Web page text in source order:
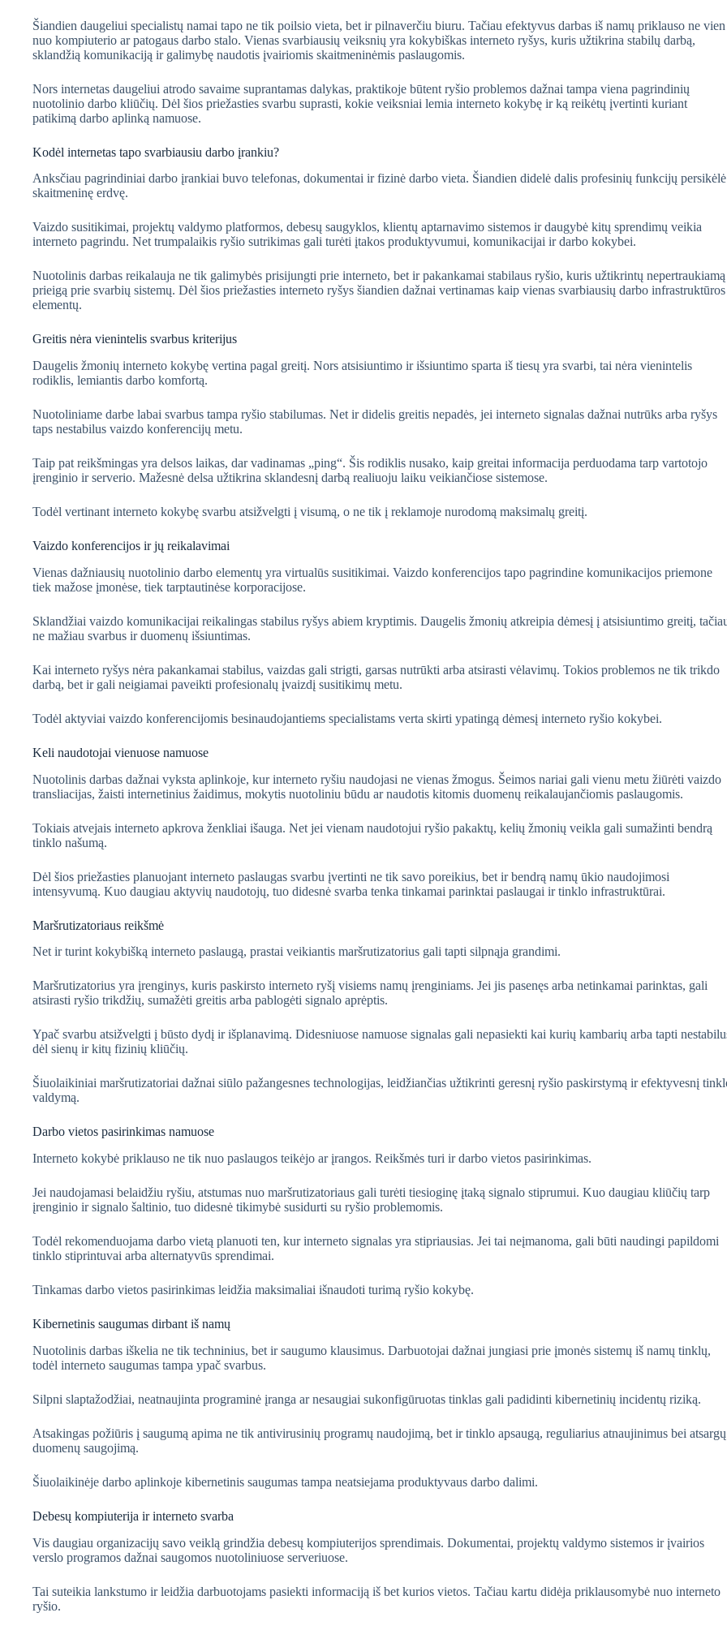
Šiandien daugeliui specialistų namai tapo ne tik poilsio vieta, bet ir pilnaverčiu biuru. Tačiau efektyvus darbas iš namų priklauso ne vien
nuo kompiuterio ar patogaus darbo stalo. Vienas svarbiausių veiksnių yra kokybiškas interneto ryšys, kuris užtikrina stabilų darbą,
sklandžią komunikaciją ir galimybę naudotis įvairiomis skaitmeninėmis paslaugomis.
Nors internetas daugeliui atrodo savaime suprantamas dalykas, praktikoje būtent ryšio problemos dažnai tampa viena pagrindinių
nuotolinio darbo kliūčių. Dėl šios priežasties svarbu suprasti, kokie veiksniai lemia interneto kokybę ir ką reikėtų įvertinti kuriant
patikimą darbo aplinką namuose.
Kodėl internetas tapo svarbiausiu darbo įrankiu?
Anksčiau pagrindiniai darbo įrankiai buvo telefonas, dokumentai ir fizinė darbo vieta. Šiandien didelė dalis profesinių funkcijų
skaitmeninę erdvę.
Vaizdo susitikimai, projektų valdymo platformos, debesų saugyklos, klientų aptarnavimo sistemos ir daugybė kitų sprendimų veikia
interneto pagrindu. Net trumpalaikis ryšio sutrikimas gali turėti įtakos produktyvumui, komunikacijai ir darbo kokybei.
Nuotolinis darbas reikalauja ne tik galimybės prisijungti prie interneto, bet ir pakankamai stabilaus ryšio, kuris užtikrintų nepertraukiamą
prieigą prie svarbių sistemų. Dėl šios priežasties interneto ryšys šiandien dažnai vertinamas kaip vienas svarbiausių darbo infrastruktūros
elementų.
Greitis nėra vienintelis svarbus kriterijus
Daugelis žmonių interneto kokybę vertina pagal greitį. Nors atsisiuntimo ir išsiuntimo sparta iš tiesų yra svarbi, tai nėra vienintelis
rodiklis, lemiantis darbo komfortą.
Nuotoliniame darbe labai svarbus tampa ryšio stabilumas. Net ir didelis greitis nepadės, jei interneto signalas dažnai nutrūks arba ryšys
taps nestabilus vaizdo konferencijų metu.
Taip pat reikšmingas yra delsos laikas, dar vadinamas „ping“. Šis rodiklis nusako, kaip greitai informacija perduodama tarp vartotojo
įrenginio ir serverio. Mažesnė delsa užtikrina sklandesnį darbą realiuoju laiku veikiančiose sistemose.
Todėl vertinant interneto kokybę svarbu atsižvelgti į visumą, o ne tik į reklamoje nurodomą maksimalų greitį.
Vaizdo konferencijos ir jų reikalavimai
Vienas dažniausių nuotolinio darbo elementų yra virtualūs susitikimai. Vaizdo konferencijos tapo pagrindine komunikacijos priemone
tiek mažose įmonėse, tiek tarptautinėse korporacijose.
Sklandžiai vaizdo komunikacijai reikalingas stabilus ryšys abiem kryptimis. Daugelis žmonių atkreipia dėmesį į atsisiuntimo greitį,
ne mažiau svarbus ir duomenų išsiuntimas.
Kai interneto ryšys nėra pakankamai stabilus, vaizdas gali strigti, garsas nutrūkti arba atsirasti vėlavimų. Tokios problemos ne tik trikdo
darbą, bet ir gali neigiamai paveikti profesionalų įvaizdį susitikimų metu.
Todėl aktyviai vaizdo konferencijomis besinaudojantiems specialistams verta skirti ypatingą dėmesį interneto ryšio kokybei.
Keli naudotojai vienuose namuose
Nuotolinis darbas dažnai vyksta aplinkoje, kur interneto ryšiu naudojasi ne vienas žmogus. Šeimos nariai gali vienu metu žiūrėti vaizdo
transliacijas, žaisti internetinius žaidimus, mokytis nuotoliniu būdu ar naudotis kitomis duomenų reikalaujančiomis paslaugomis.
Tokiais atvejais interneto apkrova ženkliai išauga. Net jei vienam naudotojui ryšio pakaktų, kelių žmonių veikla gali sumažinti bendrą
tinklo našumą.
Dėl šios priežasties planuojant interneto paslaugas svarbu įvertinti ne tik savo poreikius, bet ir bendrą namų ūkio naudojimosi
intensyvumą. Kuo daugiau aktyvių naudotojų, tuo didesnė svarba tenka tinkamai parinktai paslaugai ir tinklo infrastruktūrai.
Maršrutizatoriaus reikšmė
Net ir turint kokybišką interneto paslaugą, prastai veikiantis maršrutizatorius gali tapti silpnąja grandimi.
Maršrutizatorius yra įrenginys, kuris paskirsto interneto ryšį visiems namų įrenginiams. Jei jis pasenęs arba netinkamai parinktas, gali
atsirasti ryšio trikdžių, sumažėti greitis arba pablogėti signalo aprėptis.
Ypač svarbu atsižvelgti į būsto dydį ir išplanavimą. Didesniuose namuose signalas gali nepasiekti kai kurių kambarių arba tapti
dėl sienų ir kitų fizinių kliūčių.
Šiuolaikiniai maršrutizatoriai dažnai siūlo pažangesnes technologijas, leidžiančias užtikrinti geresnį ryšio paskirstymą ir efektyvesnį
valdymą.
Darbo vietos pasirinkimas namuose
Interneto kokybė priklauso ne tik nuo paslaugos teikėjo ar įrangos. Reikšmės turi ir darbo vietos pasirinkimas.
Jei naudojamasi belaidžiu ryšiu, atstumas nuo maršrutizatoriaus gali turėti tiesioginę įtaką signalo stiprumui. Kuo daugiau kliūčių tarp
įrenginio ir signalo šaltinio, tuo didesnė tikimybė susidurti su ryšio problemomis.
Todėl rekomenduojama darbo vietą planuoti ten, kur interneto signalas yra stipriausias. Jei tai neįmanoma, gali būti naudingi papildomi
tinklo stiprintuvai arba alternatyvūs sprendimai.
Tinkamas darbo vietos pasirinkimas leidžia maksimaliai išnaudoti turimą ryšio kokybę.
Kibernetinis saugumas dirbant iš namų
Nuotolinis darbas iškelia ne tik techninius, bet ir saugumo klausimus. Darbuotojai dažnai jungiasi prie įmonės sistemų iš namų tinklų,
todėl interneto saugumas tampa ypač svarbus.
Silpni slaptažodžiai, neatnaujinta programinė įranga ar nesaugiai sukonfigūruotas tinklas gali padidinti kibernetinių incidentų riziką.
Atsakingas požiūris į saugumą apima ne tik antivirusinių programų naudojimą, bet ir tinklo apsaugą, reguliarius atnaujinimus bei atsargų
duomenų saugojimą.
Šiuolaikinėje darbo aplinkoje kibernetinis saugumas tampa neatsiejama produktyvaus darbo dalimi.
Debesų kompiuterija ir interneto svarba
Vis daugiau organizacijų savo veiklą grindžia debesų kompiuterijos sprendimais. Dokumentai, projektų valdymo sistemos ir įvairios
verslo programos dažnai saugomos nuotoliniuose serveriuose.
Tai suteikia lankstumo ir leidžia darbuotojams pasiekti informaciją iš bet kurios vietos. Tačiau kartu didėja priklausomybė nuo interneto
ryšio.